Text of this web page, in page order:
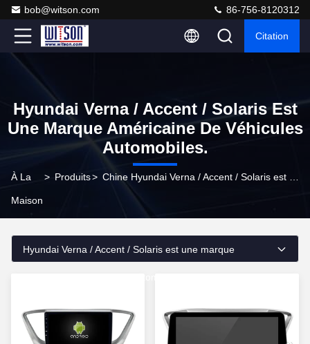
bob@witson.com 86-756-8120312
Citation
Hyundai Verna / Accent / Solaris Est
Une Marque Américaine De Véhicules
Automobiles.
À La
Maison
> Produits>
Hyundai Verna / Accent / Solaris est une marque